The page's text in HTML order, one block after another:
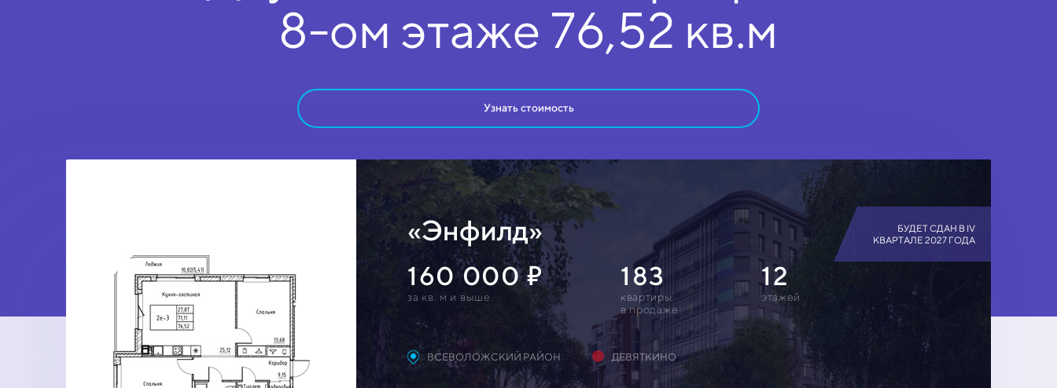
8-ом этаже 76,52 кв.м
Узнать стоимость
«Энфилд»
БУДЕТ СДАН В IV
КВАРТАЛЕ 2027 ГОДА
160 000
за кв. м и выше
183
квартиры
в продаже
12
этажей
ВСЕВОЛОЖСКИЙ РАЙОН ДЕВЯТКИНО